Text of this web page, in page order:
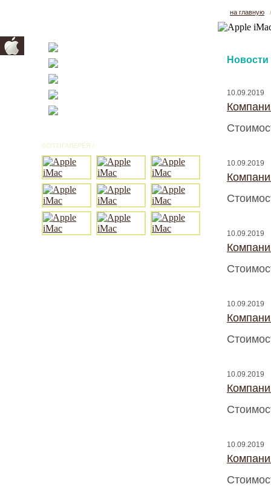
ФОТОГАЛЕРЕЯ /
на главную
Новости
10.09.2019
10.09.2019
10.09.2019
10.09.2019
10.09.2019
10.09.2019